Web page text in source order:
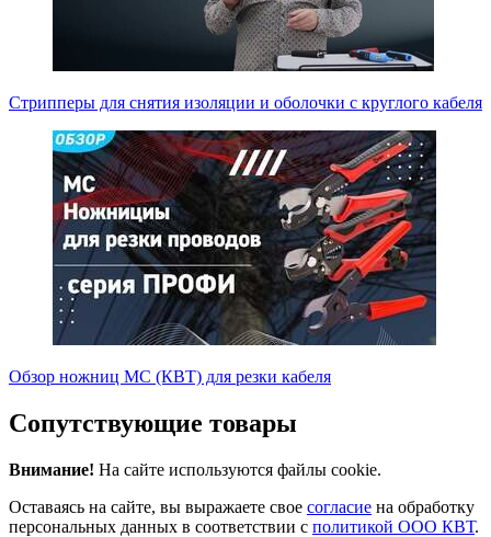
Стрипперы для снятия изоляции и оболочки с круглого кабеля
Обзор ножниц МС (КВТ) для резки кабеля
Сопутствующие товары
Внимание! На сайте используются файлы cookie.
Оставаясь на сайте, вы выражаете свое согласие на обработку
персональных данных в соответствии с политикой ООО КВТ.